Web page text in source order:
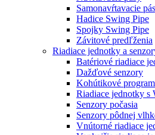
Samonavŕtavacie
Hadice Swing Pipe
Spojky Swing Pipe
Závitové predľženia
Riadiace jednotky a
Batériové riadiace
Dažďové senzory
Kohútikové
Riadiace jednotky s
Senzory počasia
Senzory pôdnej
Vnútorné riadiace